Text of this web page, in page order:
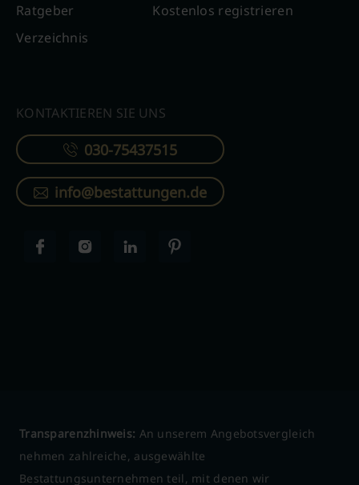
Ratgeber
Verzeichnis
Kostenlos registrieren
KONTAKTIEREN SIE UNS
030-75437515
info@bestattungen.de
Transparenzhinweis: An unserem Angebotsvergleich
nehmen zahlreiche, ausgewählte
Bestattungsunternehmen teil, mit denen wir